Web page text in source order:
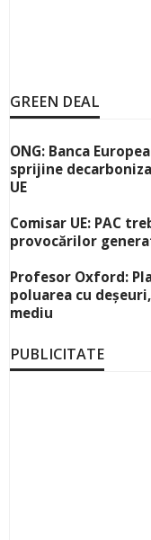
GREEN DEAL
ONG: Banca
sprijine
UE
Comisar UE: PAC
provocărilor
Profesor Oxford:
poluarea cu
mediu
PUBLICITATE